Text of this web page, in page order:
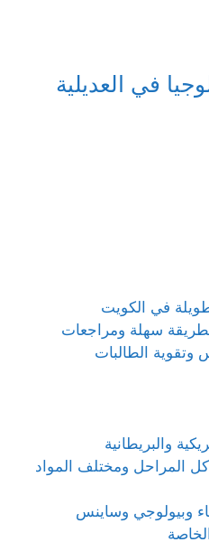
في العديلية
في الكويت
سهلة ومراجعات
وتقوية الطالبات
والبريطانية
ومختلف المواد
وبيولوجي وساينس